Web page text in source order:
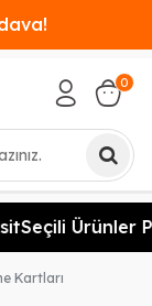
0
Ürünler
Kartları